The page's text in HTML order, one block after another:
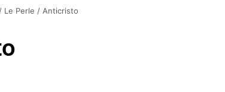
Le Perle / Anticristo